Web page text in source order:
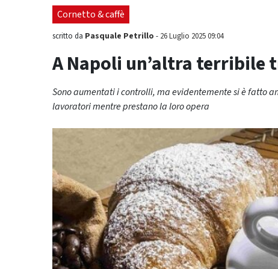
Cornetto & caffè
scritto da Pasquale Petrillo - 26 Luglio 2025 09:04
A Napoli un’altra terribile
Sono aumentati i controlli, ma evidentemente si è fatto
lavoratori mentre prestano la loro opera